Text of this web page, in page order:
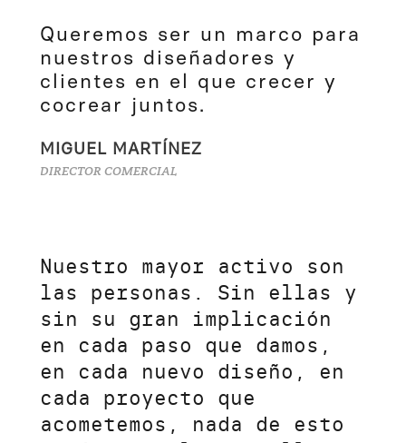
Queremos ser un marco para
nuestros diseñadores y
clientes en el que crecer y
cocrear juntos.
MIGUEL MARTÍNEZ
DIRECTOR COMERCIAL
Nuestro mayor activo son
las personas. Sin ellas y
sin su gran implicación
en cada paso que damos,
en cada nuevo diseño, en
cada proyecto que
acometemos, nada de esto